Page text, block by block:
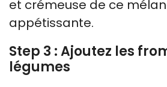
et crémeuse de ce
appétissante.
Step 3 : Ajoutez les
légumes